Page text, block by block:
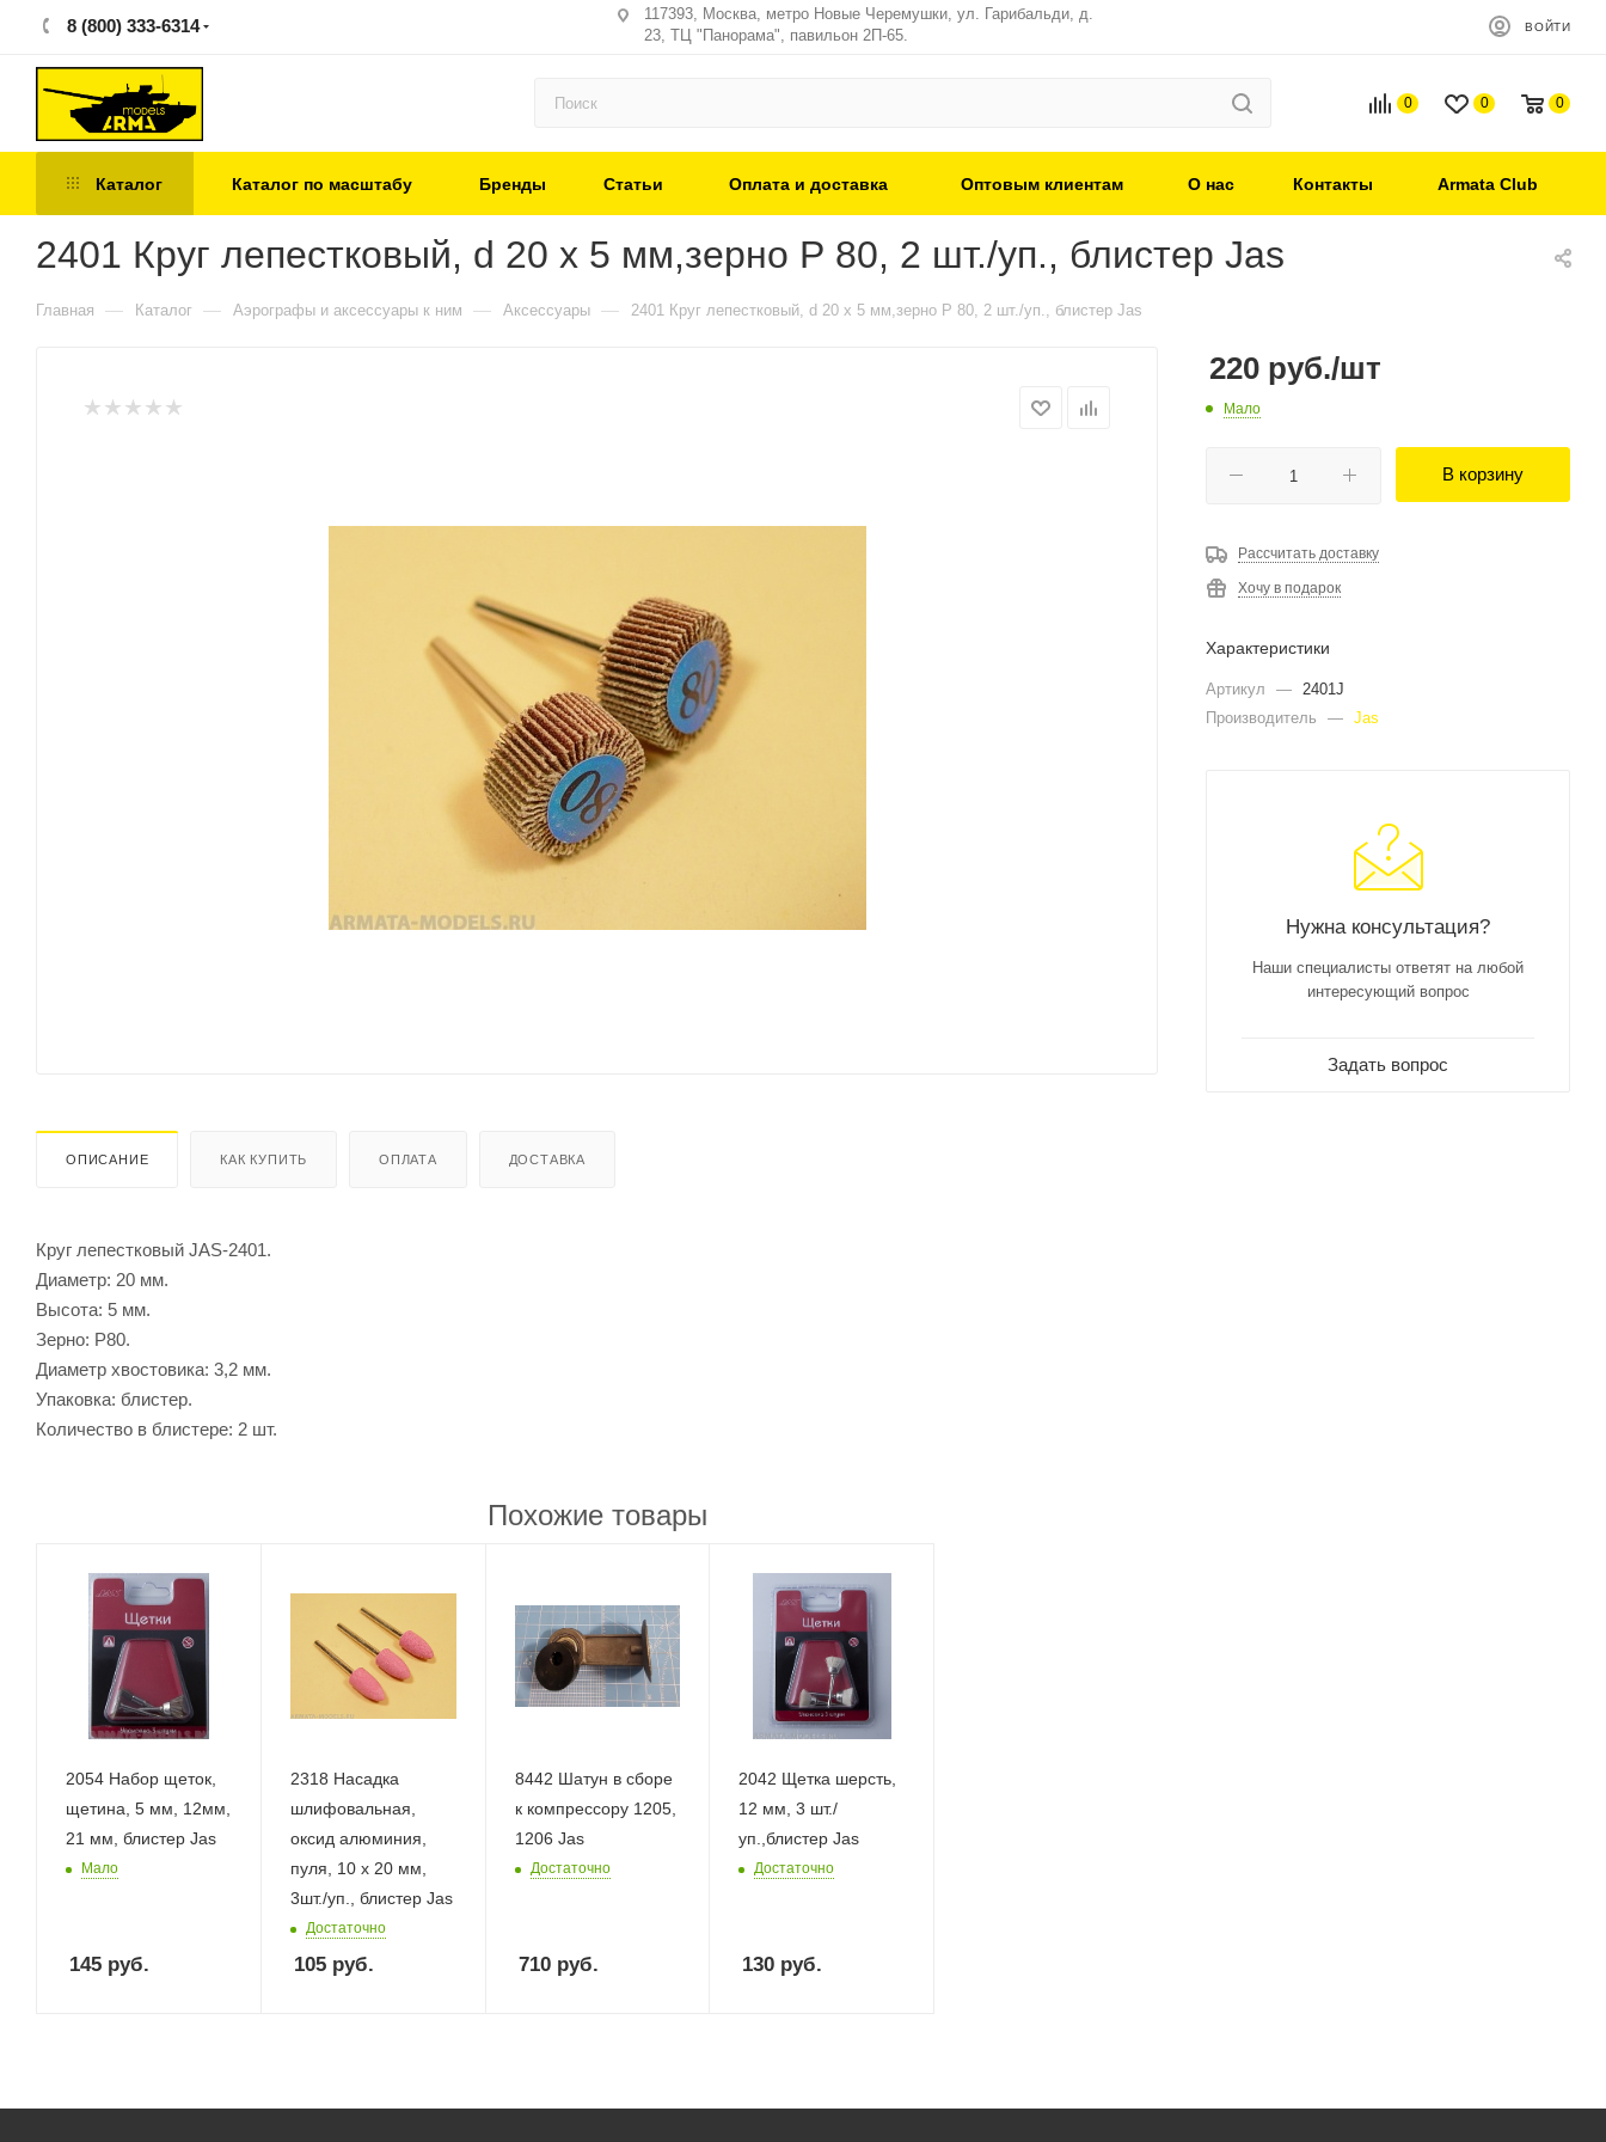
8 (800) 333-6314
117393, Москва, метро Новые Черемушки, ул. Гарибальди, д.
23, ТЦ "Панорама", павильон 2П-65.
ВОЙТИ
0 0 0
Каталог Каталог по масштабу Бренды Статьи Оплата и доставка Оптовым клиентам О нас Контакты Armata Club
2401 Круг лепестковый, d 20 х 5 мм,зерно Р 80, 2 шт./уп., блистер Jas
Главная — Каталог — Аэрографы и аксессуары к ним — Аксессуары — 2401 Круг лепестковый, d 20 х 5 мм,зерно Р 80, 2 шт./уп., блистер Jas
ОПИСАНИЕ КАК КУПИТЬ ОПЛАТА ДОСТАВКА
Круг лепестковый JAS-2401.
Диаметр: 20 мм.
Высота: 5 мм.
Зерно: Р80.
Диаметр хвостовика: 3,2 мм.
Упаковка: блистер.
Количество в блистере: 2 шт.
Похожие товары
2054 Набор щеток,
щетина, 5 мм, 12мм,
21 мм, блистер Jas
Мало
145 руб.
2318 Насадка
шлифовальная,
оксид алюминия,
пуля, 10 х 20 мм,
3шт./уп., блистер Jas
Достаточно
105руб.
8442 Шатун в сборе
к компрессору 1205,
1206 Jas
Достаточно
710руб.
2042 Щетка шерсть,
12 мм, 3 шт./
уп.,блистер Jas
Достаточно
130 руб.
220 руб./шт
Мало
В корзину
Рассчитать доставку
Хочу в подарок
Характеристики
Артикул —
2401J
Производитель
— Jas
Нужна консультация?
Наши специалисты ответят на любой
интересующий вопрос
Задать вопрос